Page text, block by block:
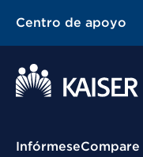
Centro de apoyo
Menú contextual
Infórmese